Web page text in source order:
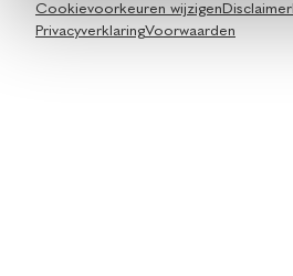
Cookievoorkeuren wijzigen Disclaimer
PrivacyverklaringVoorwaarden